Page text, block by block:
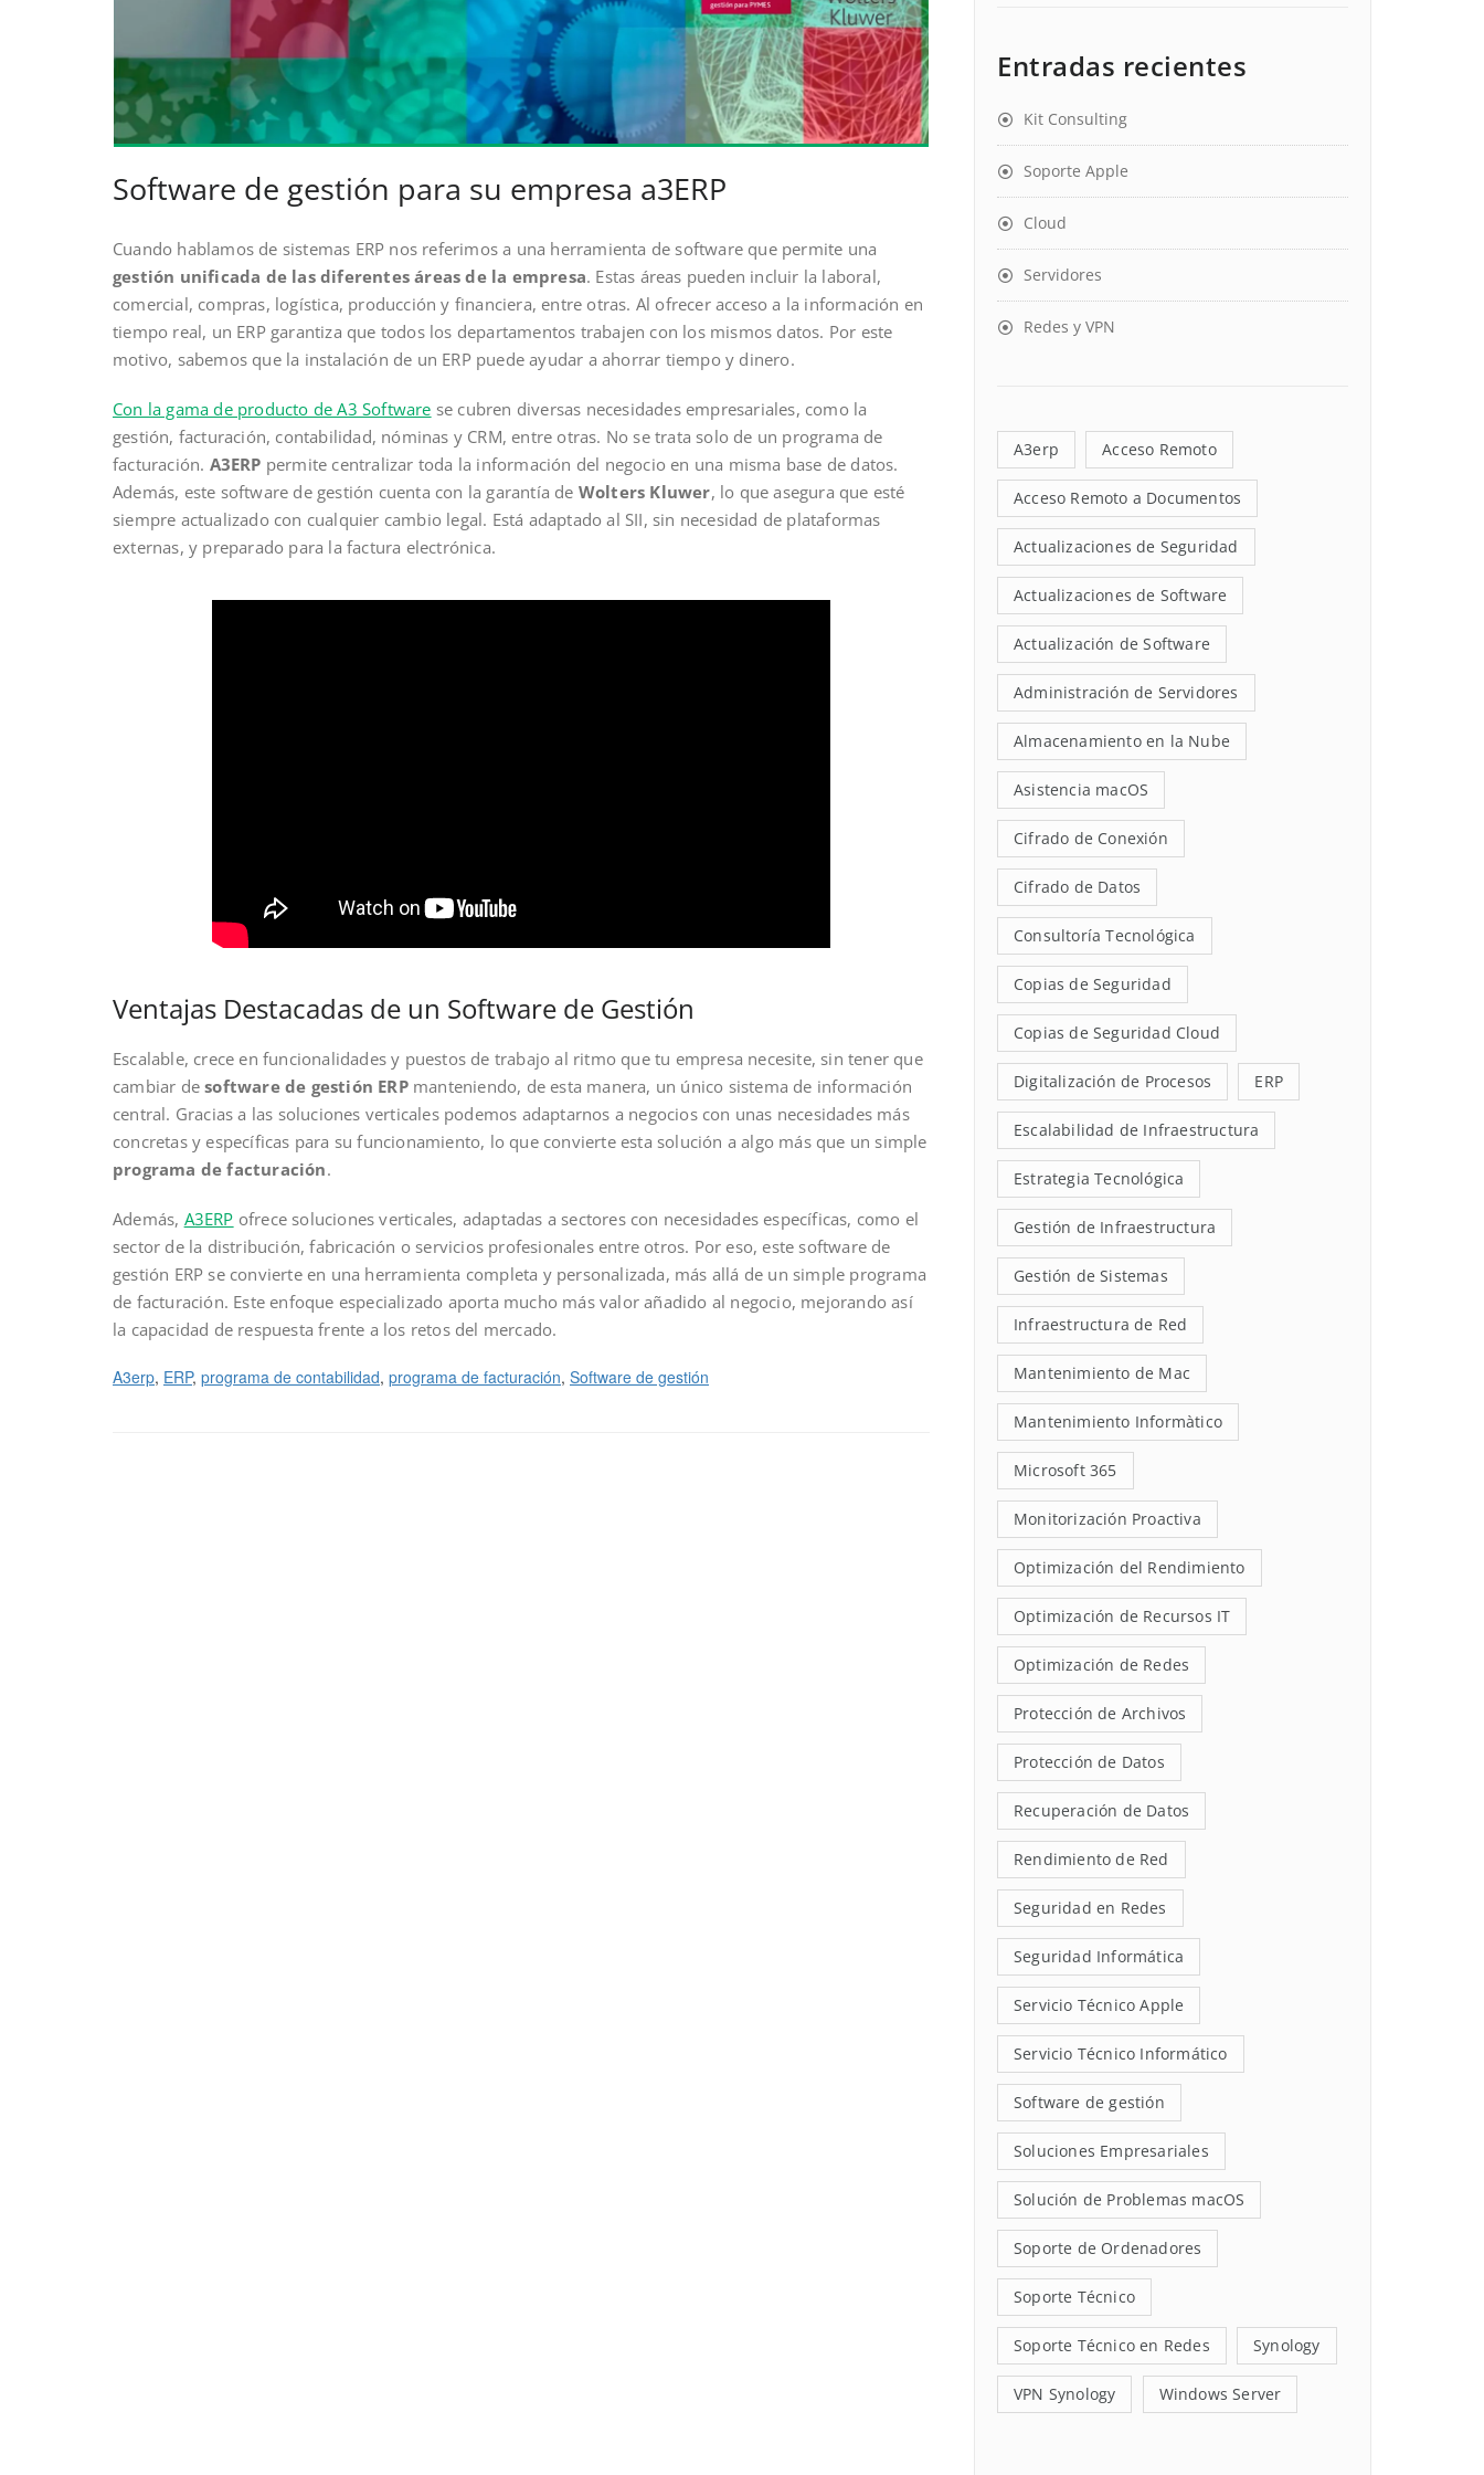
Software de gestión para su empresa a3ERP
Cuando hablamos de sistemas ERP nos referimos a una herramienta de software que permite una
gestión unificada de las diferentes áreas de la empresa. Estas áreas pueden incluir la laboral,
comercial, compras, logística, producción y financiera, entre otras. Al ofrecer acceso a la información en
tiempo real, un ERP garantiza que todos los departamentos trabajen con los mismos datos. Por este
motivo, sabemos que la instalación de un ERP puede ayudar a ahorrar tiempo y dinero.
Con la gama de producto de A3 Software se cubren diversas necesidades empresariales, como la
gestión, facturación, contabilidad, nóminas y CRM, entre otras. No se trata solo de un programa de
facturación. A3ERP permite centralizar toda la información del negocio en una misma base de datos.
Además, este software de gestión cuenta con la garantía de Wolters Kluwer, lo que asegura que esté
siempre actualizado con cualquier cambio legal. Está adaptado al SII, sin necesidad de plataformas
externas, y preparado para la factura electrónica.
Ventajas Destacadas de un Software de Gestión
Escalable, crece en funcionalidades y puestos de trabajo al ritmo que tu empresa necesite, sin tener que
cambiar desoftware de gestión ERPmanteniendo, de esta manera, un único sistema de información
central. Gracias a las soluciones verticales podemos adaptarnos a negocios con unas necesidades más
concretas y específicas para su funcionamiento, lo que convierte esta solución a algo más que un simple
programa de facturación.
Además, A3ERP ofrece soluciones verticales, adaptadas a sectores con necesidades específicas, como el
sector de la distribución, fabricación o servicios profesionales entre otros. Por eso, este software de
gestión ERP se convierte en una herramienta completa y personalizada, más allá de un simple programa
de facturación. Este enfoque especializado aporta mucho más valor añadido al negocio, mejorando así
la capacidad de respuesta frente a los retos del mercado.
A3erp, ERP, programa de contabilidad, programa de facturación, Software de gestión
Entradas recientes
Kit Consulting
Soporte Apple
Cloud
Servidores
Redes y VPN
A3erp Acceso Remoto
Acceso Remoto a Documentos
Actualizaciones de Seguridad
Actualizaciones de Software
Actualización de Software
Administración de Servidores
Almacenamiento en la Nube
Asistencia macOS
Cifrado de Conexión
Cifrado de Datos
Consultoría Tecnológica
Copias de Seguridad
Copias de Seguridad Cloud
Digitalización de Procesos ERP
Escalabilidad de Infraestructura
Estrategia Tecnológica
Gestión de Infraestructura
Gestión de Sistemas
Infraestructura de Red
Mantenimiento de Mac
Mantenimiento Informàtico
Microsoft 365
Monitorización Proactiva
Optimización del Rendimiento
Optimización de Recursos IT
Optimización de Redes
Protección de Archivos
Protección de Datos
Recuperación de Datos
Rendimiento de Red
Seguridad en Redes
Seguridad Informática
Servicio Técnico Apple
Servicio Técnico Informático
Software de gestión
Soluciones Empresariales
Solución de Problemas macOS
Soporte de Ordenadores
Soporte Técnico
Soporte Técnico en Redes Synology
VPN Synology Windows Server